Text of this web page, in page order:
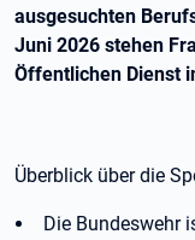
ausgesuchten
Juni 2026 stehen
Öffentlichen Dienst
Überblick über die
Die Bundeswehr